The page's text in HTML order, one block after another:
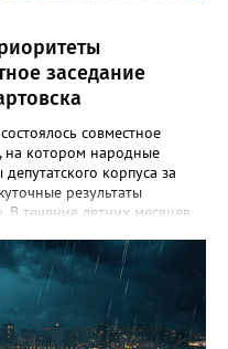
заседание
совместное
на котором народные
корпуса за
результаты
течение летних месяцев
проинспектировали
жители, побывали
проекты благоустройства,
участки, потенциально
Комитет по